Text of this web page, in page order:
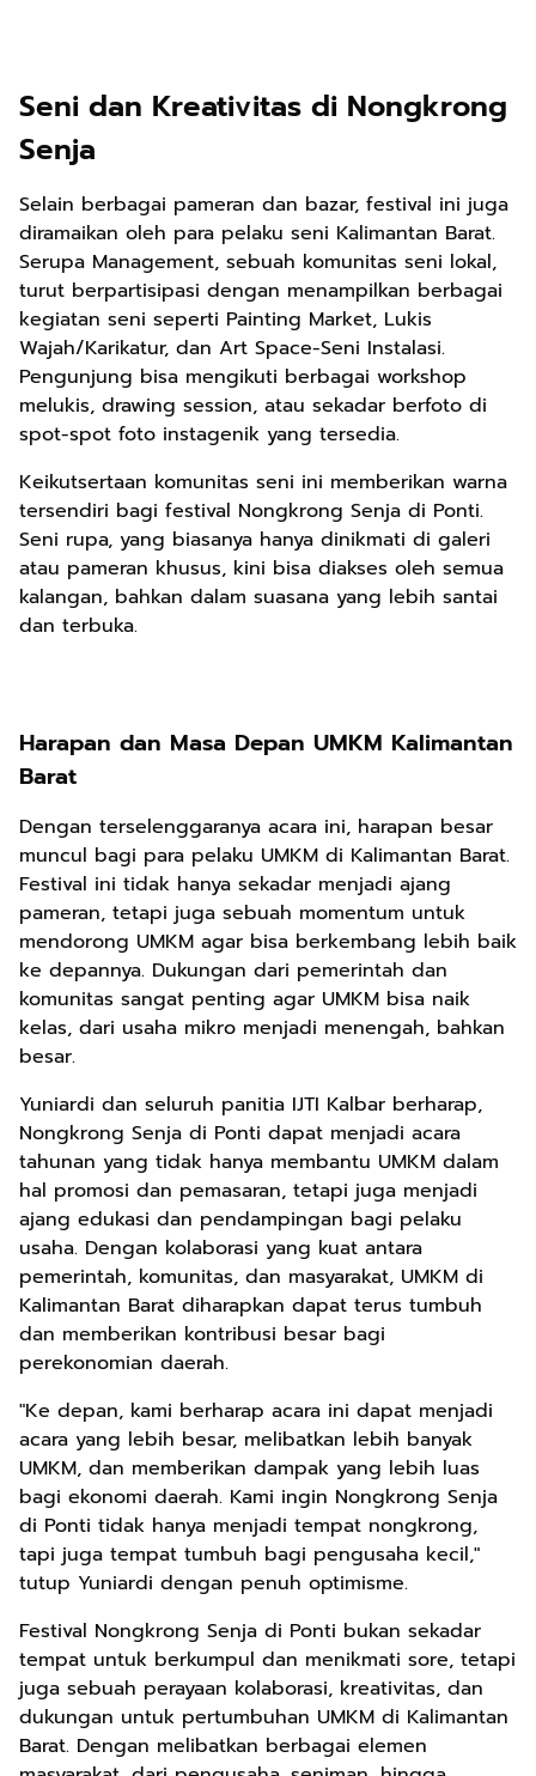
Seni dan Kreativitas di Nongkrong
Senja
Selain berbagai pameran dan bazar, festival ini juga
diramaikan oleh para pelaku seni Kalimantan Barat.
Serupa Management, sebuah komunitas seni lokal,
turut berpartisipasi dengan menampilkan berbagai
kegiatan seni seperti Painting Market, Lukis
Wajah/Karikatur, dan Art Space-Seni Instalasi.
Pengunjung bisa mengikuti berbagai workshop
melukis, drawing session, atau sekadar berfoto di
spot-spot foto instagenik yang tersedia.
Keikutsertaan komunitas seni ini memberikan warna
tersendiri bagi festival Nongkrong Senja di Ponti.
Seni rupa, yang biasanya hanya dinikmati di galeri
atau pameran khusus, kini bisa diakses oleh semua
kalangan, bahkan dalam suasana yang lebih santai
dan terbuka.
Harapan dan Masa Depan UMKM Kalimantan
Barat
Dengan terselenggaranya acara ini, harapan besar
muncul bagi para pelaku UMKM di Kalimantan Barat.
Festival ini tidak hanya sekadar menjadi ajang
pameran, tetapi juga sebuah momentum untuk
mendorong UMKM agar bisa berkembang lebih baik
ke depannya. Dukungan dari pemerintah dan
komunitas sangat penting agar UMKM bisa naik
kelas, dari usaha mikro menjadi menengah, bahkan
besar.
Yuniardi dan seluruh panitia IJTI Kalbar berharap,
Nongkrong Senja di Ponti dapat menjadi acara
tahunan yang tidak hanya membantu UMKM dalam
hal promosi dan pemasaran, tetapi juga menjadi
ajang edukasi dan pendampingan bagi pelaku
usaha. Dengan kolaborasi yang kuat antara
pemerintah, komunitas, dan masyarakat, UMKM di
Kalimantan Barat diharapkan dapat terus tumbuh
dan memberikan kontribusi besar bagi
perekonomian daerah.
"Ke depan, kami berharap acara ini dapat menjadi
acara yang lebih besar, melibatkan lebih banyak
UMKM, dan memberikan dampak yang lebih luas
bagi ekonomi daerah. Kami ingin Nongkrong Senja
di Ponti tidak hanya menjadi tempat nongkrong,
tapi juga tempat tumbuh bagi pengusaha kecil,"
tutup Yuniardi dengan penuh optimisme.
Festival Nongkrong Senja di Ponti bukan sekadar
tempat untuk berkumpul dan menikmati sore, tetapi
juga sebuah perayaan kolaborasi, kreativitas, dan
dukungan untuk pertumbuhan UMKM di Kalimantan
Barat. Dengan melibatkan berbagai elemen